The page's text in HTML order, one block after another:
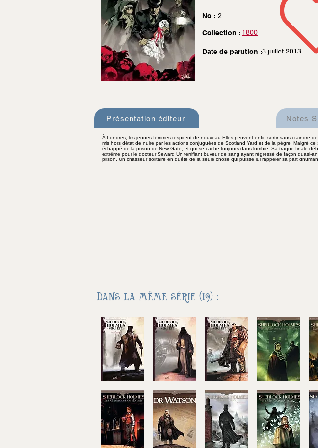
No : 2
Collection : 1800
Date de parution :3 juillet 2013
Présentation éditeur Notes
À Londres, les jeunes femmes respirent de nouveau Elles peuvent enfin sortir sans craindre
mis hors détat de nuire par les actions conjuguées de Scotland Yard et de la pègre. Malgré
échappé de la prison de New Gate, et qui se cache toujours dans lombre. Sa traque finale
extrême pour le docteur Seward Un terrifiant buveur de sang ayant régressé de façon quasi-
prison. Un chasseur solitaire en quête de la seule chose qui puisse lui rappeler sa part
Dans la même série (19) :